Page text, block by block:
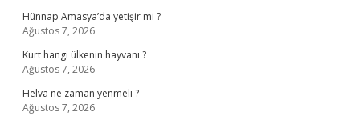
Hünnap Amasya’da yetişir mi ?
Ağustos 7, 2026
Kurt hangi ülkenin hayvanı ?
Ağustos 7, 2026
Helva ne zaman yenmeli ?
Ağustos 7, 2026